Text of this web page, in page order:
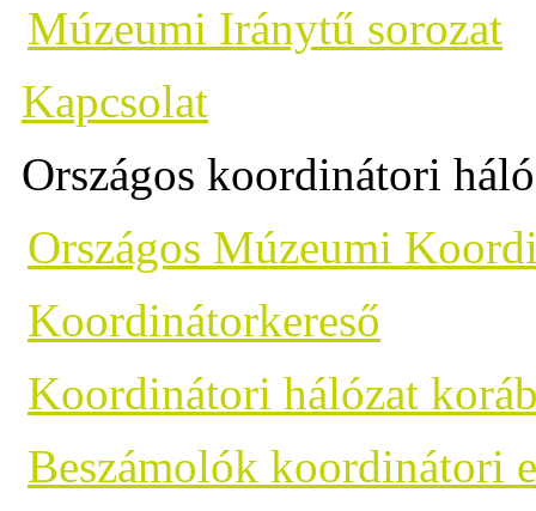
Múzeumi Iránytű sorozat
Kapcsolat
Országos koordinátori
Országos Múzeumi
Koordinátorkereső
Koordinátori hálózat
Beszámolók koordinátori